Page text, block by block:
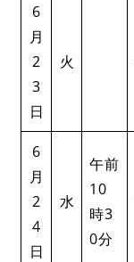
6
月
2
3
日
火
6
月
2
4
日
水
午前
10
時3
0分